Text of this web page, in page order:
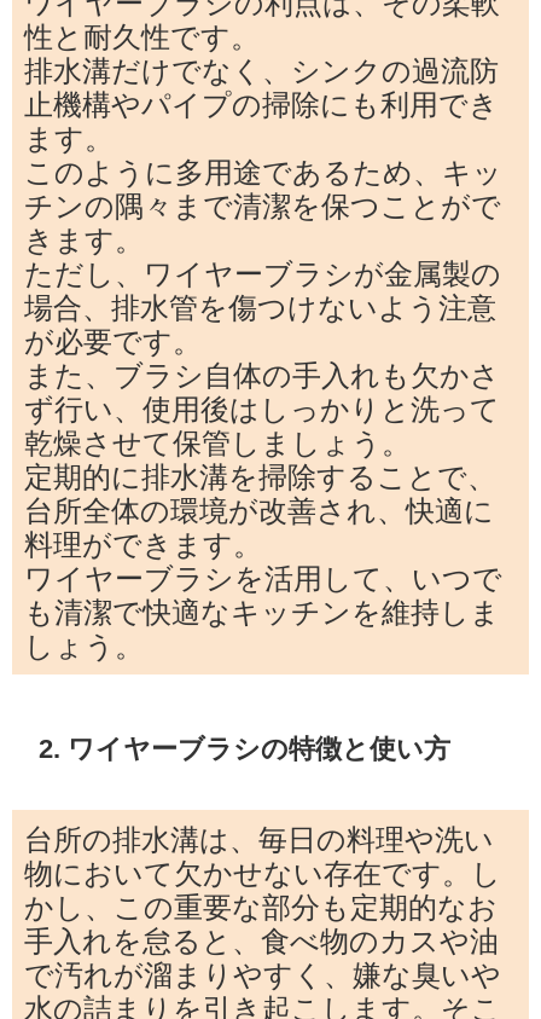
性と耐久性です。
排水溝だけでなく、シンクの過流防
止機構やパイプの掃除にも利用でき
ます。
このように多用途であるため、キッ
チンの隅々まで清潔を保つことがで
きます。
ただし、ワイヤーブラシが金属製の
場合、排水管を傷つけないよう注意
が必要です。
また、ブラシ自体の手入れも欠かさ
ず行い、使用後はしっかりと洗って
乾燥させて保管しましょう。
定期的に排水溝を掃除することで、
台所全体の環境が改善され、快適に
料理ができます。
ワイヤーブラシを活用して、いつで
も清潔で快適なキッチンを維持しま
しょう。
2. ワイヤーブラシの特徴と使い方
台所の排水溝は、毎日の料理や洗い
物において欠かせない存在です。し
かし、この重要な部分も定期的なお
手入れを怠ると、食べ物のカスや油
で汚れが溜まりやすく、嫌な臭いや
水の詰まりを引き起こします。そこ